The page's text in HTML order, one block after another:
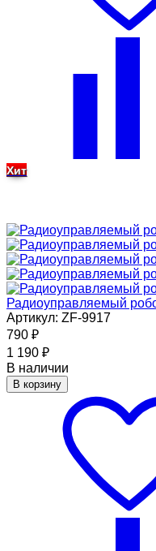
Хит
Радиоуправляемый
Артикул: ZF-9917
790 ₽
1 190 ₽
В наличии
В корзину